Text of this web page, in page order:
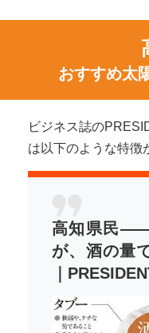
おすすめ太
ビジネス誌の
は以下のような特徴
高知県民――
が、酒の量
｜